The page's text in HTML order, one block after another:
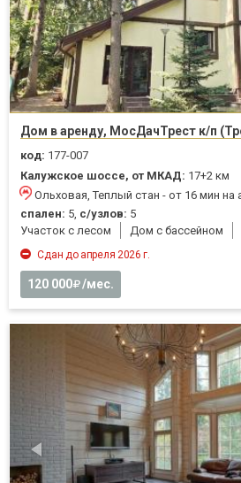
Дом в аренду, МосДачТрест к/п
код: 177-007
Калужское шоссе, от МКАД: 17+2 км
Ольховая, Теплый стан - от 16 мин на
спален: 5, с/узлов: 5
Участок с лесом
Дом с бассейном
Сдан до апреля 2026 г.
120 000 /мес.